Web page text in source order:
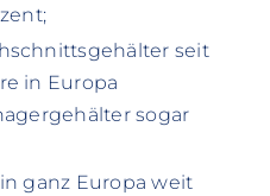
seit
in Europa
sogar
ganz Europa weit